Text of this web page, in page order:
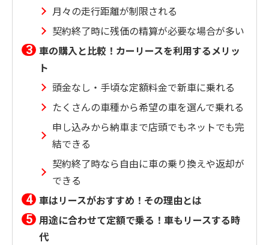
月々の走行距離が制限される
契約終了時に残価の精算が必要な場合が多い
車の購入と比較！カーリースを利用するメリッ
ト
頭金なし・手頃な定額料金で新車に乗れる
たくさんの車種から希望の車を選んで乗れる
申し込みから納車まで店頭でもネットでも完
結できる
契約終了時なら自由に車の乗り換えや返却が
できる
車はリースがおすすめ！その理由とは
用途に合わせて定額で乗る！車もリースする時
代